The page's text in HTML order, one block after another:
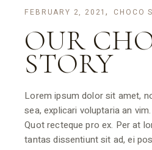
FEBRUARY 2, 2021 CHOCO
OUR
STORY
Lorem ipsum dolor sit amet,
sea, explicari voluptaria an
Quot recteque pro ex. Per at
tantas dissentiunt sit ad, ei